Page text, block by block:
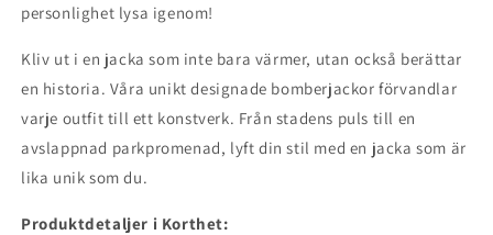
personlighet lysa igenom!
Kliv ut i en jacka som inte bara värmer, utan också berättar
en historia. Våra unikt designade bomberjackor förvandlar
varje outfit till ett konstverk. Från stadens puls till en
avslappnad parkpromenad, lyft din stil med en jacka som är
lika unik som du.
Produktdetaljer i Korthet: